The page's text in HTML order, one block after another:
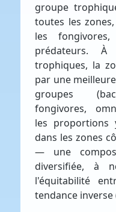
groupe
toutes les
les
prédateurs. À
trophiques, la
par une
groupes
fongivores,
les proportions
dans les zones
— une
diversifiée, à
l'équitabilité
tendance inverse